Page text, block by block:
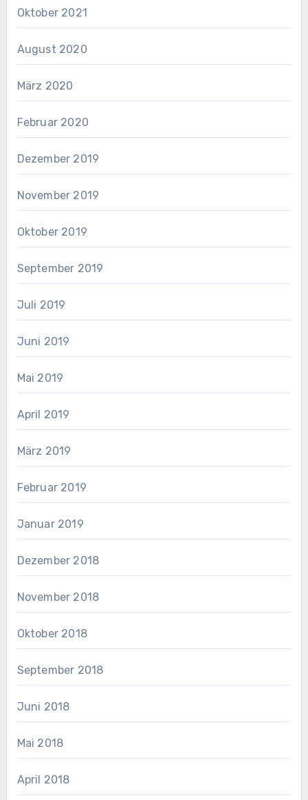
Oktober 2021
August 2020
März 2020
Februar 2020
Dezember 2019
November 2019
Oktober 2019
September 2019
Juli 2019
Juni 2019
Mai 2019
April 2019
März 2019
Februar 2019
Januar 2019
Dezember 2018
November 2018
Oktober 2018
September 2018
Juni 2018
Mai 2018
April 2018